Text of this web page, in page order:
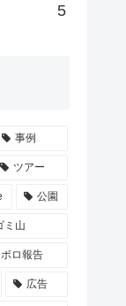
5
事例
ツアー
公園
ミ山
ロ報告
広告